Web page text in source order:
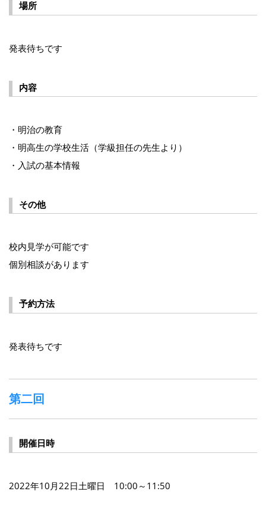
場所
発表待ちです
内容
・明治の教育
・明高生の学校生活（学級担任の先生より）
・入試の基本情報
その他
校内見学が可能です
個別相談があります
予約方法
発表待ちです
第二回
開催日時
2022年10月22日土曜日 10:00～11:50